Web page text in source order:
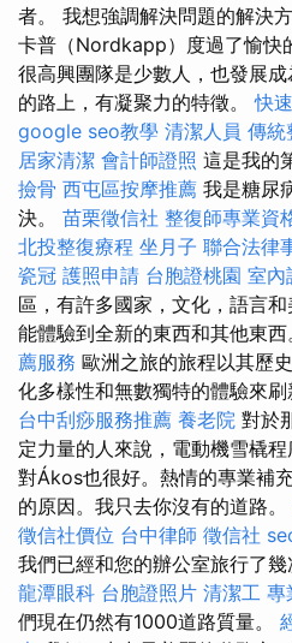
者。 我想強調解決問題的解決
卡普（Nordkapp）度過了愉快
很高興團隊是少數人，也發展
的路上，有凝聚力的特徵。快
google seo教學 清潔人員 傳統
居家清潔 會計師證照 這是我的
撿骨 西屯區按摩推薦 我是糖尿
決。 苗栗徵信社 整復師專業資
北投整復療程 坐月子 聯合法律
瓷冠 護照申請 台胞證桃園 室內
區，有許多國家，文化，語言
能體驗到全新的東西和其他東西
薦服務 歐洲之旅的旅程以其歷
化多樣性和無數獨特的體驗來刷
台中刮痧服務推薦 養老院 對於
定力量的人來說，電動機雪橇
對Ákos也很好。熱情的專業補
的原因。我只去你沒有的道路。
徵信社價位 台中律師 徵信社
我們已經和您的辦公室旅行了幾
龍潭眼科 台胞證照片 清潔工 專
們現在仍然有1000道路質量。